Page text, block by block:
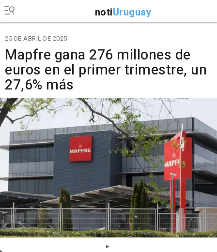
notiUruguay
25 DE ABRIL DE 2025
Mapfre gana 276 millones de
euros en el primer trimestre, un
27,6% más